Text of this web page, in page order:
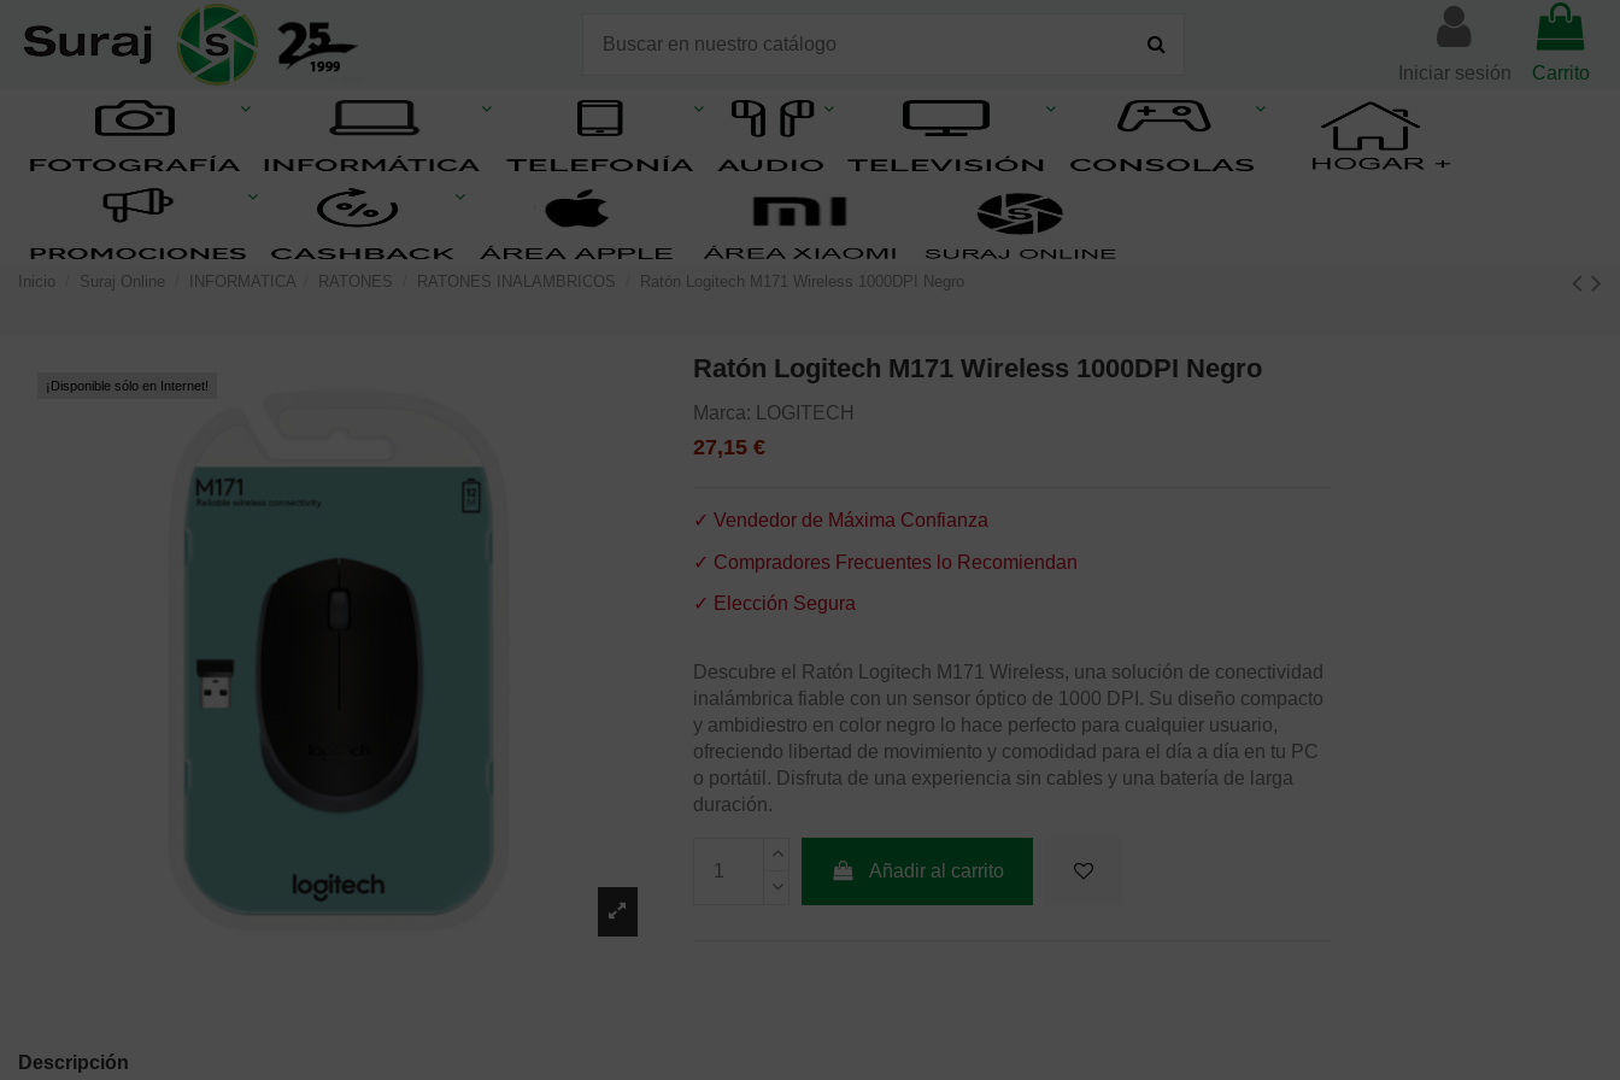
Iniciar sesión Carrito
Inicio Suraj Online INFORMATICA RATONES RATONES INALAMBRICOS Ratón Logitech M171 Wireless 1000DPI Negro
¡Disponible sólo en Internet!
Ratón Logitech M171 Wireless 1000DPI Negro
Marca: LOGITECH
27,15 €
✓ Vendedor de Máxima Confianza
✓ Compradores Frecuentes lo Recomiendan
✓ Elección Segura
Descubre el Ratón Logitech M171 Wireless, una solución de conectividad
inalámbrica fiable con un sensor óptico de 1000 DPI. Su diseño compacto
y ambidiestro en color negro lo hace perfecto para cualquier usuario,
ofreciendo libertad de movimiento y comodidad para el día a día en tu PC
o portátil. Disfruta de una experiencia sin cables y una batería de larga
duración.
Añadir al carrito
Descripción